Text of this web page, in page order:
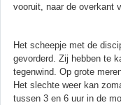
vooruit, naar de overkant
Het scheepje met de
gevorderd. Zij hebben te
tegenwind. Op grote
Het slechte weer kan
tussen 3 en 6 uur in de